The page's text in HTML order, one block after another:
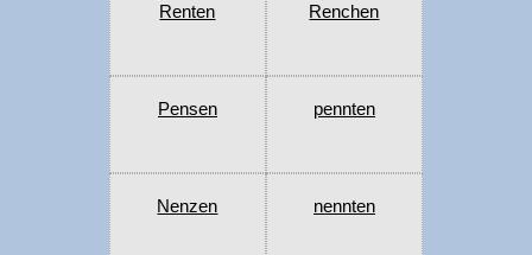
Renten Renchen
Pensen pennten
Nenzen nennten